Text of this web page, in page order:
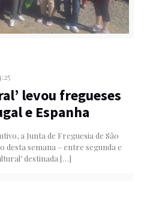
levou fregueses
e Espanha
a Junta de Freguesia de São
desta semana – entre segunda e
destinada […]